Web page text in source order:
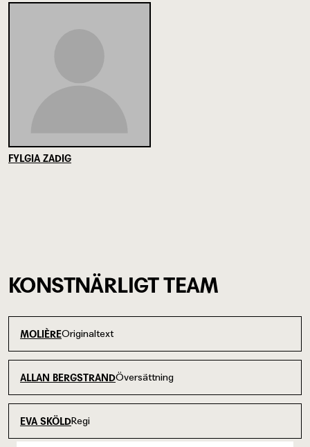
FYLGIA ZADIG
KONSTNÄRLIGT TEAM
MOLIÈREOriginaltext
ALLAN BERGSTRANDÖversättning
EVA SKÖLDRegi